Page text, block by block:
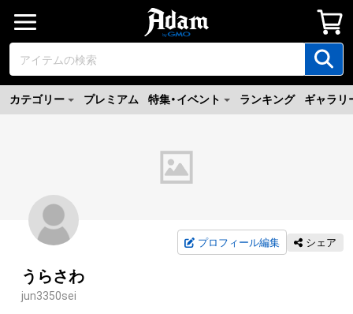
カテゴリー プレミアム 特集・イベント ランキング ギャラリ
プロフィール編集 シェア
うらさわ
jun3350sei